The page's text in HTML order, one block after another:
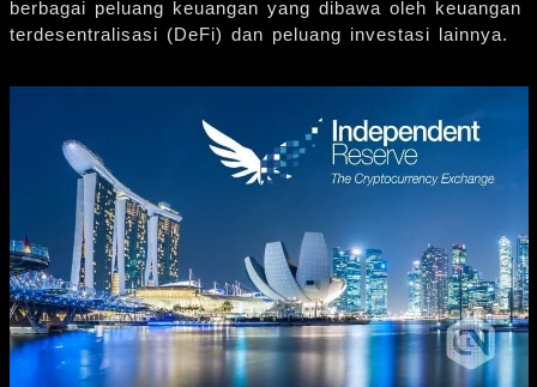
berbagai peluang keuangan yang dibawa oleh keuangan
terdesentralisasi (DeFi) dan peluang investasi lainnya.